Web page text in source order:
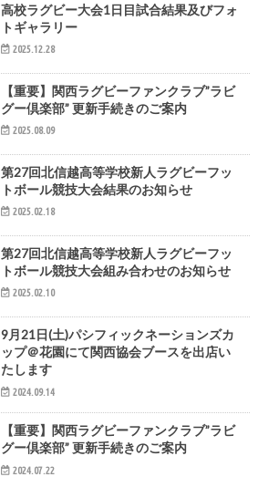
高校ラグビー大会1日目試合結果及びフォ
トギャラリー
2025.12.28
【重要】関西ラグビーファンクラブ”ラビ
グー倶楽部” 更新手続きのご案内
2025.08.09
第27回北信越高等学校新人ラグビーフッ
トボール競技大会結果のお知らせ
2025.02.18
第27回北信越高等学校新人ラグビーフッ
トボール競技大会組み合わせのお知らせ
2025.02.10
9月21日(土)パシフィックネーションズカ
ップ＠花園にて関西協会ブースを出店い
たします
2024.09.14
【重要】関西ラグビーファンクラブ”ラビ
グー倶楽部” 更新手続きのご案内
2024.07.22